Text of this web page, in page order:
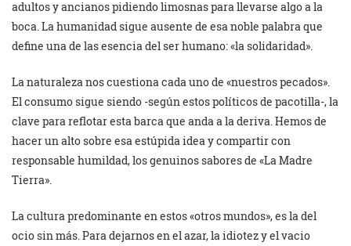
adultos y ancianos pidiendo limosnas para llevarse algo a la
boca. La humanidad sigue ausente de esa noble palabra que
define una de las esencia del ser humano: «la solidaridad».
La naturaleza nos cuestiona cada uno de «nuestros pecados».
El consumo sigue siendo -según estos políticos de pacotilla-, la
clave para reflotar esta barca que anda a la deriva. Hemos de
hacer un alto sobre esa estúpida idea y compartir con
responsable humildad, los genuinos sabores de «La Madre
Tierra».
La cultura predominante en estos «otros mundos», es la del
ocio sin más. Para dejarnos en el azar, la idiotez y el vacio